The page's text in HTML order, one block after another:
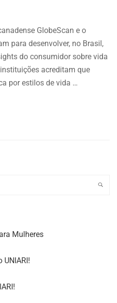
GlobeScan e o
para desenvolver, no Brasil,
do consumidor sobre vida
acreditam que
por estilos de vida …
Mulheres
UNIARI!